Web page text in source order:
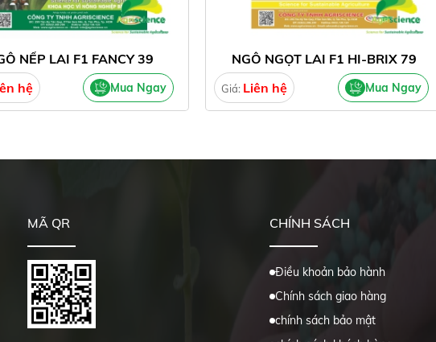
NẾP LAI F1 FANCY 39
hệ Mua Ngay
NGÔ NGỌT LAI F1 HI-BRIX 79
Giá: Liên hệ Mua Ngay
MÃ QR CHÍNH SÁCH
Điều khoản bảo hành
Chính sách giao hàng
chính sách bảo mật